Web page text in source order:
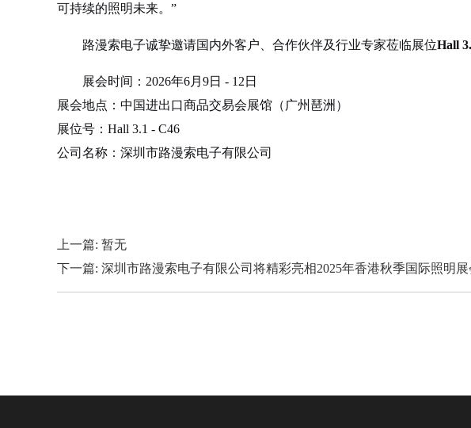
可持续的照明未来。”
路漫索电子诚挚邀请国内外客户、合作伙伴及行业专家莅临展位Hall
展会时间：2026年6月9日 - 12日
展会地点：中国进出口商品交易会展馆（广州琶洲）
展位号：Hall 3.1 - C46
公司名称：深圳市路漫索电子有限公司
上一篇: 暂无
下一篇: 深圳市路漫索电子有限公司将精彩亮相2025年香港秋季国际照明展